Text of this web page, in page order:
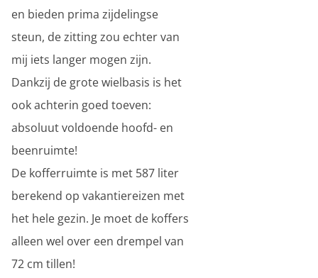
en bieden prima zijdelingse
steun, de zitting zou echter van
mij iets langer mogen zijn.
Dankzij de grote wielbasis is het
ook achterin goed toeven:
absoluut voldoende hoofd- en
beenruimte!
De kofferruimte is met 587 liter
berekend op vakantiereizen met
het hele gezin. Je moet de koffers
alleen wel over een drempel van
72 cm tillen!